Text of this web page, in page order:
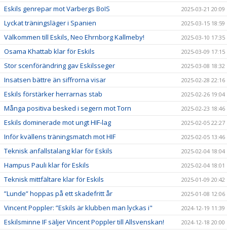
Eskils genrepar mot Varbergs BoIS 2025-03-21 20:09
Lyckat träningsläger i Spanien 2025-03-15 18:59
Välkommen till Eskils, Neo Ehrnborg Kallmeby! 2025-03-10 17:35
Osama Khattab klar för Eskils 2025-03-09 17:15
Stor scenförändring gav Eskilsseger 2025-03-08 18:32
Insatsen bättre än siffrorna visar 2025-02-28 22:16
Eskils förstärker herrarnas stab 2025-02-26 19:04
Många positiva besked i segern mot Torn 2025-02-23 18:46
Eskils dominerade mot ungt HIF-lag 2025-02-05 22:27
Inför kvällens träningsmatch mot HIF 2025-02-05 13:46
Teknisk anfallstalang klar för Eskils 2025-02-04 18:04
Hampus Pauli klar för Eskils 2025-02-04 18:01
Teknisk mittfältare klar för Eskils 2025-01-09 20:42
”Lunde” hoppas på ett skadefritt år 2025-01-08 12:06
Vincent Poppler: ”Eskils är klubben man lyckas i" 2024-12-19 11:39
Eskilsminne IF säljer Vincent Poppler till Allsvenskan! 2024-12-18 20:00